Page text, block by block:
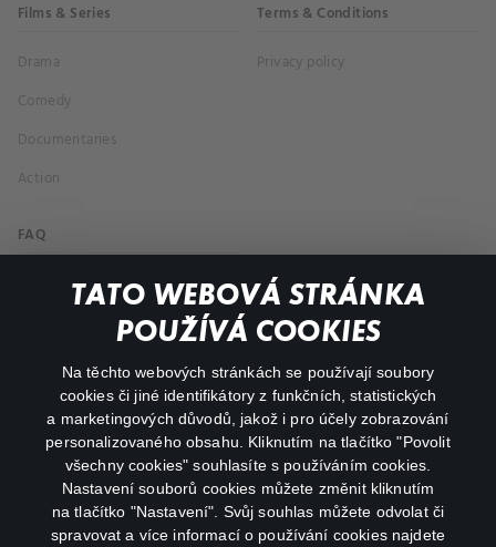
TATO WEBOVÁ STRÁNKA
POUŽÍVÁ COOKIES
Na těchto webových stránkách se používají soubory
cookies či jiné identifikátory z funkčních, statistických
a marketingových důvodů, jakož i pro účely zobrazování
personalizovaného obsahu. Kliknutím na tlačítko "Povolit
všechny cookies" souhlasíte s používáním cookies.
Nastavení souborů cookies můžete změnit kliknutím
na tlačítko "Nastavení". Svůj souhlas můžete odvolat či
spravovat a více informací o používání cookies najdete
Films & Series
Drama
Comedy
Documentaries
Action
Terms & Conditions
Privacy policy
FAQ
My profile
facebookinstagram
youtube